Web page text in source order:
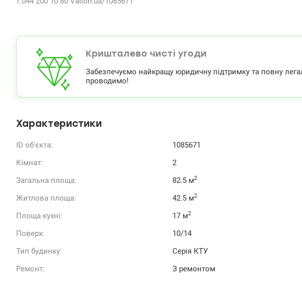
Кришталево чисті угоди
Забезпечуємо найкращу юридичну підтримку та повну
проводимо!
Характеристики
ID об'єкта:
1085671
Кімнат:
2
Загальна площа:
82.5 м2
Житлова площа: 42.5 м2
Площа кухні: 17 м2
Поверх:
10/14
Тип будинку:
Серія КТУ
Ремонт:
З ремонтом